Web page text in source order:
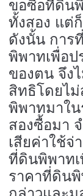
ขอซื้อที่ดิน
ทั้งสอง แต่
ดังนั้น การ
พิพาทเพื่อ
ของตน จึง
สิทธิโดยไม่
พิพาทมาใน
สองซื้อมา
เสียค่าใช้
ที่ดินพิพาทเ
ราคาที่ดิน